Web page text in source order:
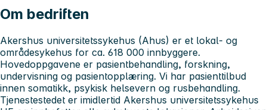
Om bedriften
Akershus universitetssykehus (Ahus) er et lokal- og
områdesykehus for ca. 618 000 innbyggere.
Hovedoppgavene er pasientbehandling, forskning,
undervisning og pasientopplæring. Vi har pasienttilbud
innen somatikk, psykisk helsevern og rusbehandling.
Tjenestestedet er imidlertid Akershus universitetssykehus